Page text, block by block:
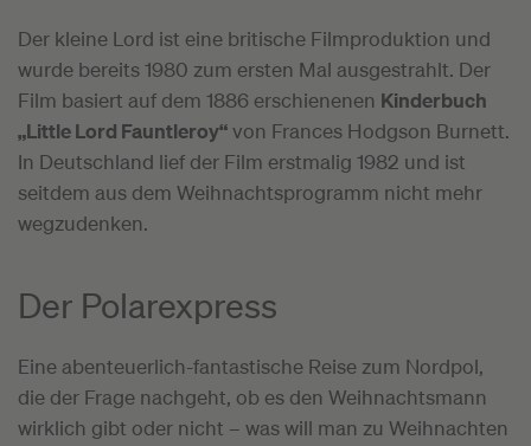
Der kleine Lord ist eine britische Filmproduktion und
wurde bereits 1980 zum ersten Mal ausgestrahlt. Der
Film basiert auf dem 1886 erschienenen Kinderbuch
„Little Lord Fauntleroy“von Frances Hodgson Burnett.
In Deutschland lief der Film erstmalig 1982 und ist
seitdem aus dem Weihnachtsprogramm nicht mehr
wegzudenken.
Der Polarexpress
Eine abenteuerlich-fantastische Reise zum Nordpol,
die der Frage nachgeht, ob es den Weihnachtsmann
wirklich gibt oder nicht – was will man zu Weihnachten